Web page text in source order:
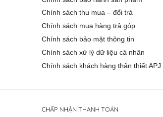
Chính sách thu mua – đổi trả
Chính sách mua hàng trả góp
Chính sách bảo mật thông tin
Chính sách xử lý dữ liệu cá nhân
Chính sách khách hàng thân thiết APJ
CHẤP NHẬN THANH TOÁN